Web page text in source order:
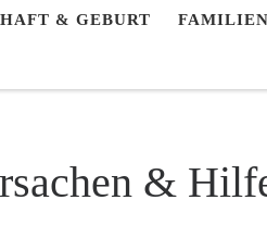
& GEBURT
&